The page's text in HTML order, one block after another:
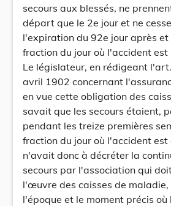
secours aux blessés, ne
départ que le 2e jour et ne
l'expiration du 92e jour après et
fraction du jour où l'accident est
Le législateur, en rédigeant
avril 1902 concernant
en vue cette obligation des
savait que les secours étaient,
pendant les treize premières
fraction du jour où l'accident est
n'avait donc à décréter la
secours par l'association qui
l'œuvre des caisses de maladie,
l'époque et le moment précis